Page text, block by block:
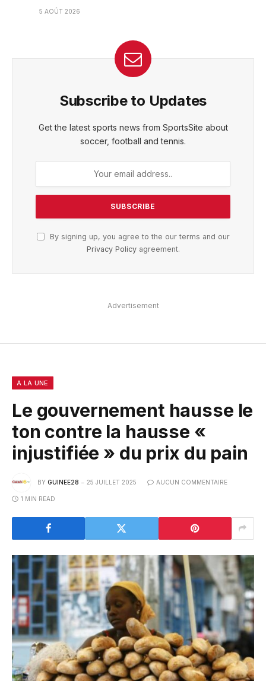
5 AOÛT 2026
Subscribe to Updates
Get the latest sports news from SportsSite about
soccer, football and tennis.
By signing up, you agree to the our terms and our
Privacy Policyagreement.
Advertisement
A LA UNE
Le gouvernement hausse le
ton contre la hausse «
injustifiée » du prix du pain
BY GUINEE28 25 JUILLET 2025 AUCUN COMMENTAIRE
1 MIN READ